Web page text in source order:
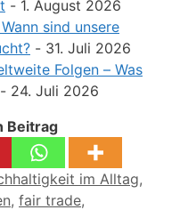
- 1. August 2026
sind unsere
- 31. Juli 2026
Folgen – Was
- 24. Juli 2026
Beitrag
im Alltag,
, fair trade,